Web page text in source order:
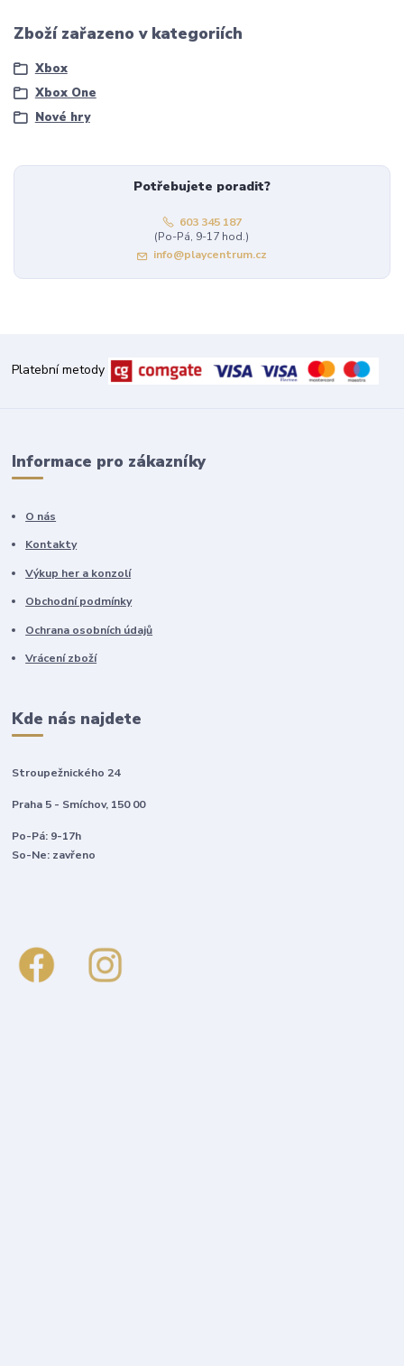
Zboží zařazeno v kategoriích
Xbox
Xbox One
Nové hry
Potřebujete poradit?
603 345 187
(Po-Pá, 9-17 hod.)
info@playcentrum.cz
Platební metody
Informace pro zákazníky
O nás
Kontakty
Výkup her a konzolí
Obchodní podmínky
Ochrana osobních údajů
Vrácení zboží
Kde nás najdete
Stroupežnického 24
Praha 5 - Smíchov, 150 00
Po-Pá: 9-17h
So-Ne: zavřeno